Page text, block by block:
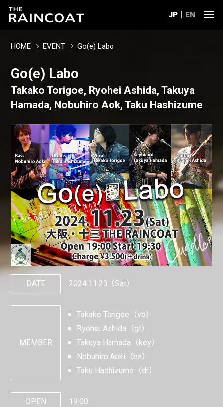
JP EN
HOME EVENT Go(e) Labo
Go(e) Labo
Takako Torigoe, Ryohei Ashida, Takuya
Hamada, Nobuhiro Aok, Taku Hashizume
DATE 2024.11.23 （Sat）
MEMBER
Takako Torigoe（vo）
Ryohei Ashida（gt）
Takuya Hamada（key）
Nobuhiro Aoki（ba）
Taku Hashizume（dr）
OPEN 19:00